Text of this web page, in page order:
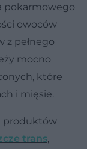
pokarmowego
owoców
z pełnego
mocno
które
i mięsie.
produktów
trans,